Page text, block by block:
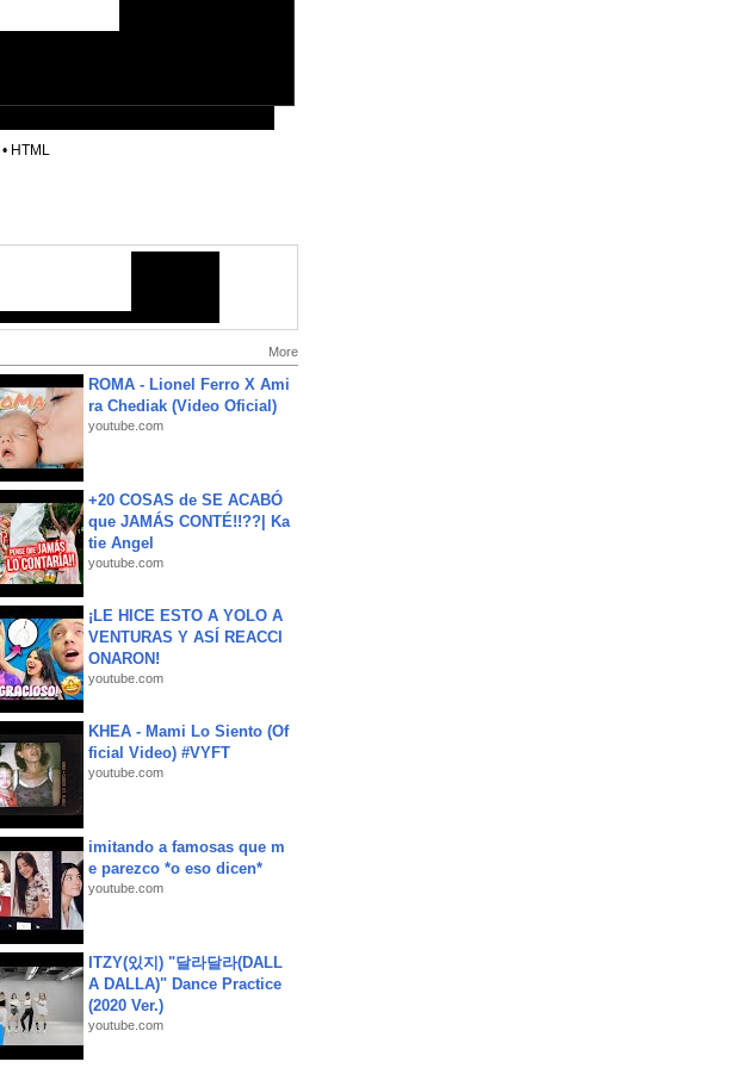
• HTML
More
ROMA - Lionel Ferro X Ami
ra Chediak (Video Oficial)
youtube.com
+20 COSAS de SE ACABÓ
que JAMÁS CONTÉ!!??| Ka
tie Angel
youtube.com
¡LE HICE ESTO A YOLO A
VENTURAS Y ASÍ REACCI
ONARON!
youtube.com
KHEA - Mami Lo Siento (Of
ficial Video) #VYFT
youtube.com
imitando a famosas que m
e parezco *o eso dicen*
youtube.com
ITZY(있지) "달라달라(DALL
A DALLA)" Dance Practice
(2020 Ver.)
youtube.com